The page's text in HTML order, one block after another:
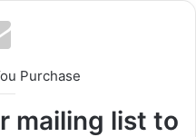
Purchase
mailing list to